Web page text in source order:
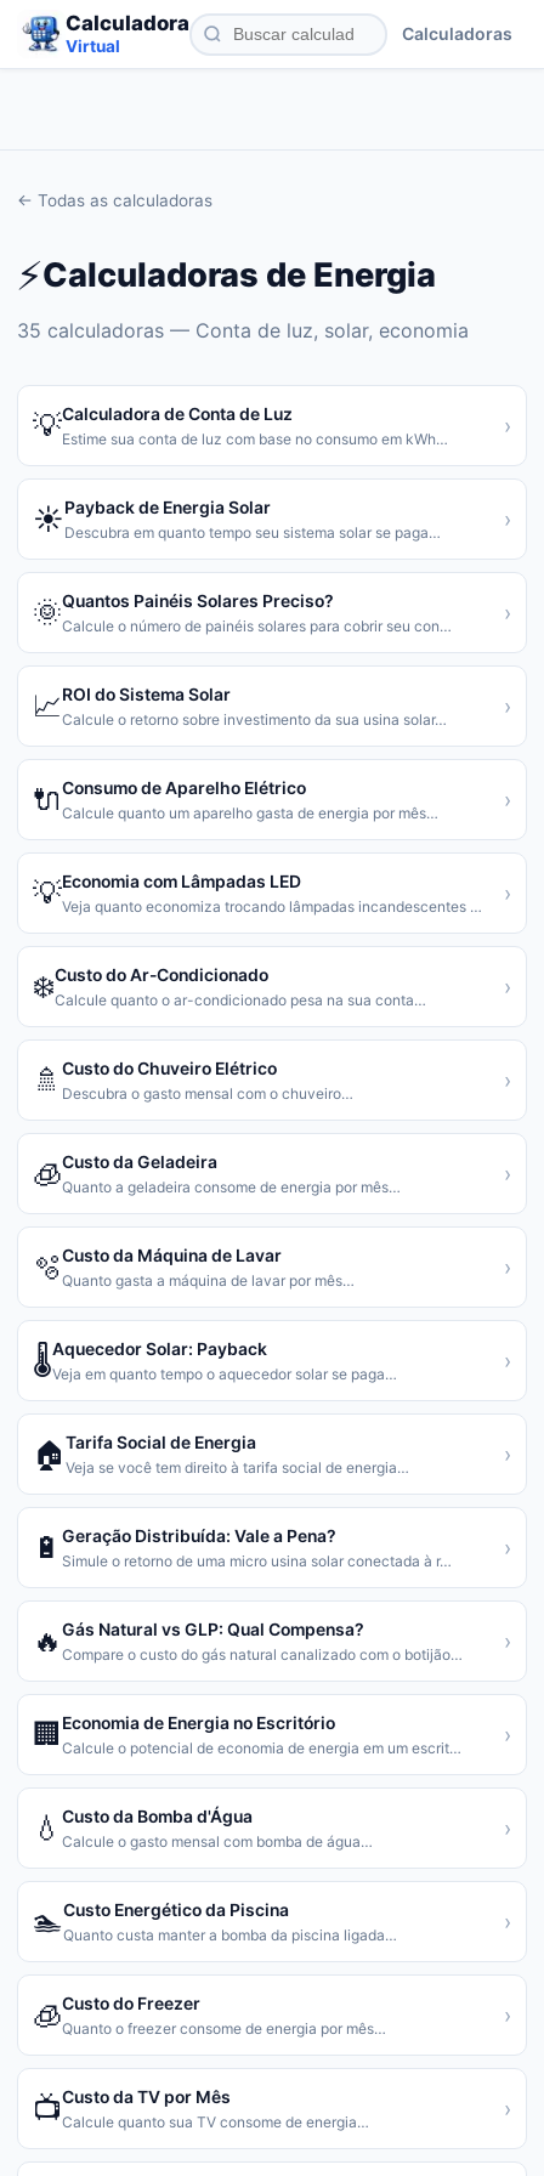
Calculadora
Virtual
Calculadoras
← Todas as calculadoras
⚡Calculadoras de Energia
35 calculadoras — Conta de luz, solar, economia
💡Calculadora de Conta de Luz
Estime sua conta de luz com base no consumo em kWh…
›
☀️Payback de Energia Solar
Descubra em quanto tempo seu sistema solar se paga…
›
🌞Quantos Painéis Solares Preciso?
Calcule o número de painéis solares para cobrir seu con…
›
📈ROI do Sistema Solar
Calcule o retorno sobre investimento da sua usina solar…
›
🔌Consumo de Aparelho Elétrico
Calcule quanto um aparelho gasta de energia por mês…
›
💡Economia com Lâmpadas LED
Veja quanto economiza trocando lâmpadas incandescentes …
›
❄️Custo do Ar-Condicionado
Calcule quanto o ar-condicionado pesa na sua conta…
›
🚿 Custo do Chuveiro Elétrico
Descubra o gasto mensal com o chuveiro…
›
🧊Custo da Geladeira
Quanto a geladeira consome de energia por mês…
›
🫧Custo da Máquina de Lavar
Quanto gasta a máquina de lavar por mês…
›
🌡️Aquecedor Solar: Payback
Veja em quanto tempo o aquecedor solar se paga…
›
🏠 Tarifa Social de Energia
Veja se você tem direito à tarifa social de energia…
›
🔋 Geração Distribuída: Vale a Pena?
Simule o retorno de uma micro usina solar conectada à r…
›
🔥 Gás Natural vs GLP: Qual Compensa?
Compare o custo do gás natural canalizado com o botijão…
›
🏢 Economia de Energia no Escritório
Calcule o potencial de economia de energia em um escrit…
›
💧 Custo da Bomba d'Água
Calcule o gasto mensal com bomba de água…
›
🏊Custo Energético da Piscina
Quanto custa manter a bomba da piscina ligada…
›
🧊Custo do Freezer
Quanto o freezer consome de energia por mês…
›
📺Custo da TV por Mês
Calcule quanto sua TV consome de energia…
›